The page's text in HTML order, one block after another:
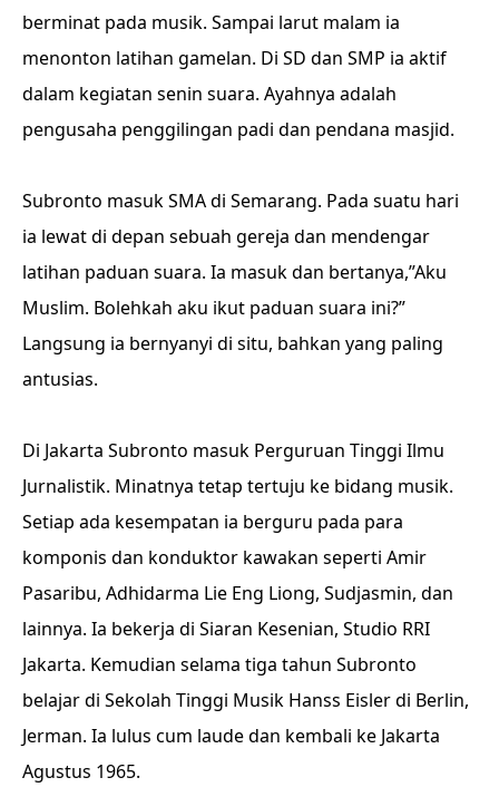
berminat pada musik. Sampai larut malam ia
menonton latihan gamelan. Di SD dan SMP ia aktif
dalam kegiatan senin suara. Ayahnya adalah
pengusaha penggilingan padi dan pendana masjid.
Subronto masuk SMA di Semarang. Pada suatu hari
ia lewat di depan sebuah gereja dan mendengar
latihan paduan suara. Ia masuk dan bertanya,”Aku
Muslim. Bolehkah aku ikut paduan suara ini?”
Langsung ia bernyanyi di situ, bahkan yang paling
antusias.
Di Jakarta Subronto masuk Perguruan Tinggi Ilmu
Jurnalistik. Minatnya tetap tertuju ke bidang musik.
Setiap ada kesempatan ia berguru pada para
komponis dan konduktor kawakan seperti Amir
Pasaribu, Adhidarma Lie Eng Liong, Sudjasmin, dan
lainnya. Ia bekerja di Siaran Kesenian, Studio RRI
Jakarta. Kemudian selama tiga tahun Subronto
belajar di Sekolah Tinggi Musik Hanss Eisler di Berlin,
Jerman. Ia lulus cum laude dan kembali ke Jakarta
Agustus 1965.